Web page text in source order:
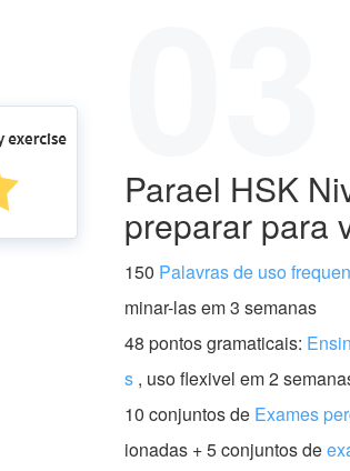
Parael HSK
preparar para
150 Palavras de uso
minar-las em 3 semanas
48 pontos gramaticais:
s , uso flexivel em 2
10 conjuntos de Exames
ionadas + 5 conjuntos de